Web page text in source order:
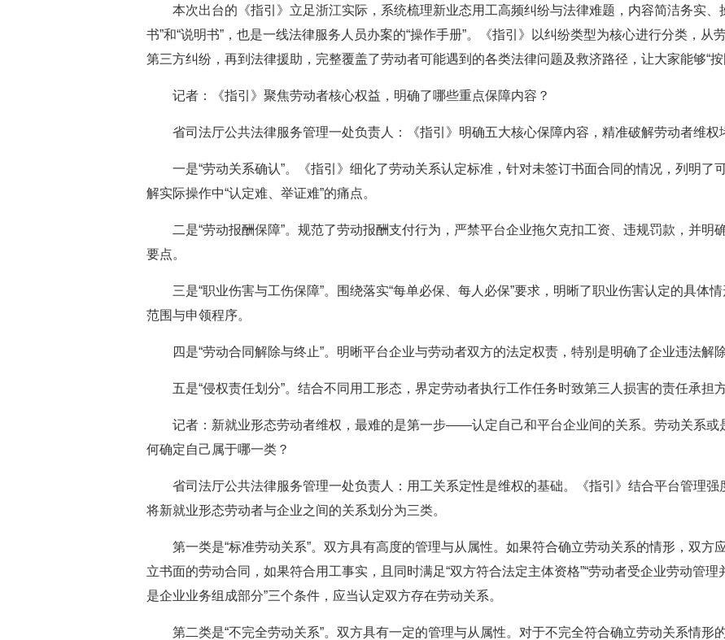
本次出台的《指引》立足浙江实际，系统梳理新业态用工高频纠纷与法律难题，内容简洁务实
书”和“说明书”，也是一线法律服务人员办案的“操作手册”。《指引》以纠纷类型为核心进行分类，从
第三方纠纷，再到法律援助，完整覆盖了劳动者可能遇到的各类法律问题及救济路径，让大家能够“按
记者：《指引》聚焦劳动者核心权益，明确了哪些重点保障内容？
省司法厅公共法律服务管理一处负责人：《指引》明确五大核心保障内容，精准破解劳动者维权
一是“劳动关系确认”。《指引》细化了劳动关系认定标准，针对未签订书面合同的情况，列明了
解实际操作中“认定难、举证难”的痛点。
二是“劳动报酬保障”。规范了劳动报酬支付行为，严禁平台企业拖欠克扣工资、违规罚款，并明
要点。
三是“职业伤害与工伤保障”。围绕落实“每单必保、每人必保”要求，明晰了职业伤害认定的具体
范围与申领程序。
四是“劳动合同解除与终止”。明晰平台企业与劳动者双方的法定权责，特别是明确了企业违法解
五是“侵权责任划分”。结合不同用工形态，界定劳动者执行工作任务时致第三人损害的责任承担
记者：新就业形态劳动者维权，最难的是第一步——认定自己和平台企业间的关系。劳动关系或
何确定自己属于哪一类？
省司法厅公共法律服务管理一处负责人：用工关系定性是维权的基础。《指引》结合平台管理强
将新就业形态劳动者与企业之间的关系划分为三类。
第一类是“标准劳动关系”。双方具有高度的管理与从属性。如果符合确立劳动关系的情形，双方
立书面的劳动合同，如果符合用工事实，且同时满足“双方符合法定主体资格”“劳动者受企业劳动管理
是企业业务组成部分”三个条件，应当认定双方存在劳动关系。
第二类是“不完全劳动关系”。双方具有一定的管理与从属性。对于不完全符合确立劳动关系情形